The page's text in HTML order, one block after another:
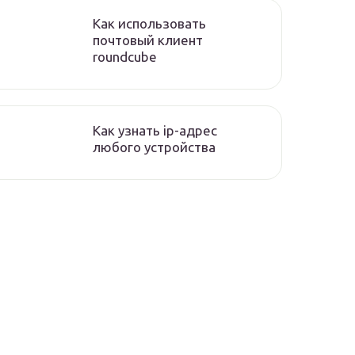
Как использовать
почтовый клиент
roundcube
Как узнать ip-адрес
любого устройства